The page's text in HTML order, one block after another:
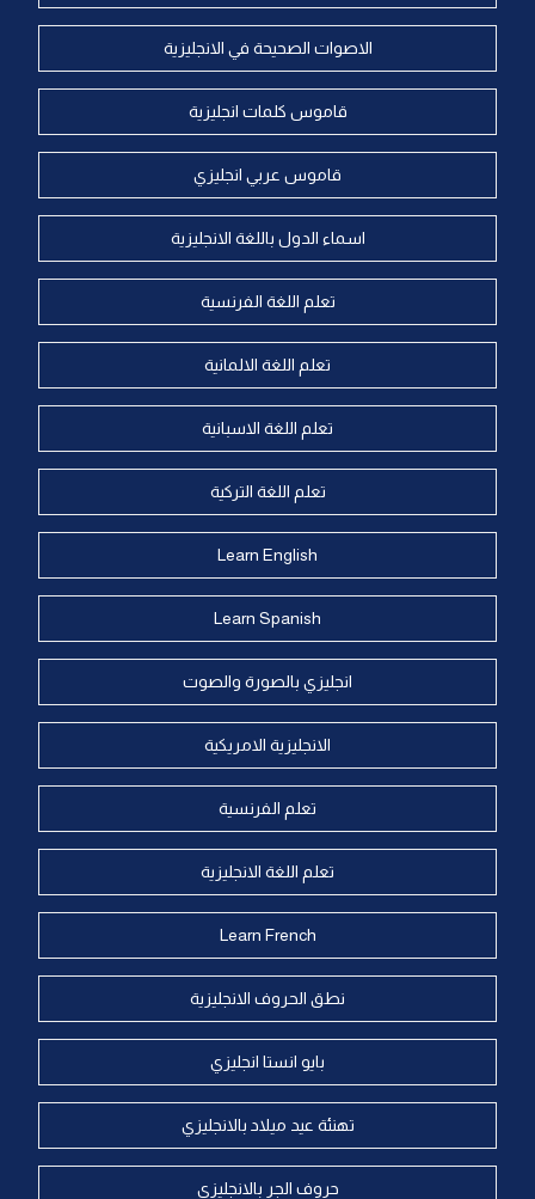
الاصوات الصحيحة في الانجليزية
قاموس كلمات انجليزية
قاموس عربي انجليزي
اسماء الدول باللغة الانجليزية
تعلم اللغة الفرنسية
تعلم اللغة الالمانية
تعلم اللغة الاسبانية
تعلم اللغة التركية
Learn English
Learn Spanish
انجليزي بالصورة والصوت
الانجليزية الامريكية
تعلم الفرنسية
تعلم اللغة الانجليزية
Learn French
نطق الحروف الانجليزية
بايو انستا انجليزي
تهنئة عيد ميلاد بالانجليزي
حروف الجر بالانجليزي